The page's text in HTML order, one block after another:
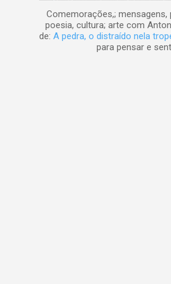
Comemorações,; mensagens,
poesia, cultura; arte com
de: A pedra, o distraído nela
para pensar e